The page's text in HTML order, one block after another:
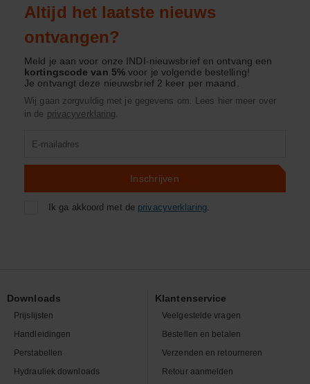
Altijd het laatste nieuws
ontvangen?
Meld je aan voor onze INDI-nieuwsbrief en ontvang een
kortingscode van 5%voor je volgende bestelling!
Je ontvangt deze nieuwsbrief 2 keer per maand.
Wij gaan zorgvuldig met je gegevens om. Lees hier meer over
in de privacyverklaring.
Inschrijven
Ik ga akkoord met de privacyverklaring.
Downloads
Prijslijsten
Handleidingen
Perstabellen
Hydrauliek downloads
Klantenservice
Veelgestelde vragen
Bestellen en betalen
Verzenden en retourneren
Retour aanmelden